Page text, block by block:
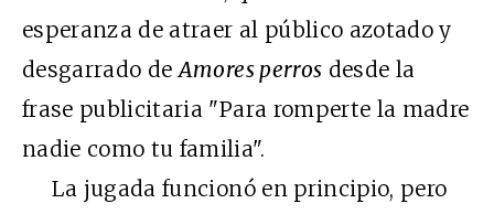
esperanza de atraer al público azotado y
desgarrado deAmores perros desde la
frase publicitaria "Para romperte la madre
nadie como tu familia".
La jugada funcionó en principio, pero